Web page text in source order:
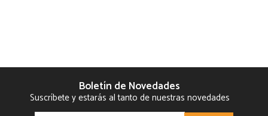
Boletín de Novedades
Suscríbete y estarás al tanto de nuestras novedades